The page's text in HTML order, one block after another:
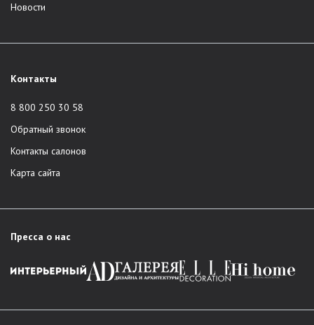
Новости
Контакты
8 800 250 30 58
Обратный звонок
Контакты салонов
Карта сайта
Пресса о нас